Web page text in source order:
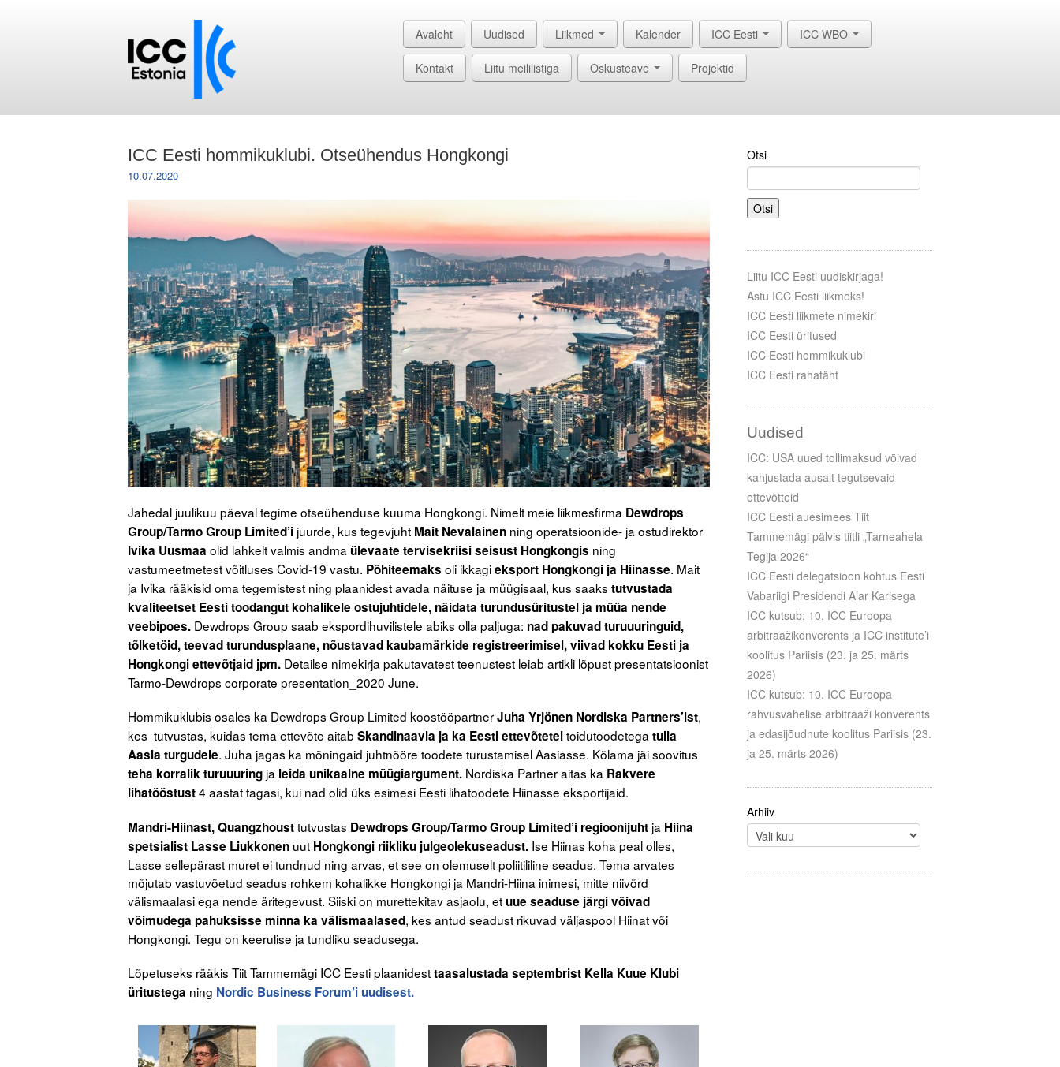
Avaleht Uudised Liikmed Kalender ICC Eesti ICC WBO
Kontakt Liitu meililistiga Oskusteave Projektid
ICC Eesti hommikuklubi. Otseühendus Hongkongi
10.07.2020
Jahedal juulikuu päeval tegime otseühenduse kuuma Hongkongi. Nimelt meie liikmesfirma Dewdrops
Group/Tarmo Group Limited’i juurde, kus tegevjuht Mait Nevalainen ning operatsioonide- ja ostudirektor
Ivika Uusmaa olid lahkelt valmis andma ülevaate tervisekriisi seisust Hongkongis ning
vastumeetmetest võitluses Covid-19 vastu. Põhiteemaks oli ikkagieksport Hongkongi ja Hiinasse. Mait
ja Ivika rääkisid oma tegemistest ning plaanidest avada näituse ja müügisaal, kus saaks tutvustada
kvaliteetset Eesti toodangut kohalikele ostujuhtidele, näidata turundusüritustel ja müüa nende
veebipoes. Dewdrops Group saab ekspordihuvilistele abiks olla paljuga: nad pakuvad turuuuringuid,
tõlketöid, teevad turundusplaane, nõustavad kaubamärkide registreerimisel, viivad kokku Eesti ja
Hongkongi ettevõtjaid jpm. Detailse nimekirja pakutavatest teenustest leiab artikli lõpust presentatsioonist
Tarmo-Dewdrops corporate presentation_2020 June.
Hommikuklubis osales ka Dewdrops Group Limited koostööpartnerJuha Yrjönen Nordiska Partners’ist,
kes tutvustas, kuidas tema ettevõte aitab Skandinaavia ja ka Eesti ettevõteteltoidutoodetega tulla
Aasia turgudele. Juha jagas ka mõningaid juhtnööre toodete turustamisel Aasiasse. Kõlama jäi soovitus
teha korralik turuuuring ja leida unikaalne müügiargument. Nordiska Partner aitas ka Rakvere
lihatööstust4 aastat tagasi, kui nad olid üks esimesi Eesti lihatoodete Hiinasse eksportijaid.
Mandri-Hiinast, Quangzhousttutvustas Dewdrops Group/Tarmo Group Limited’i regioonijuht ja Hiina
spetsialist Lasse Liukkonen uut Hongkongi riikliku julgeolekuseadust. Ise Hiinas koha peal olles,
Lasse sellepärast muret ei tundnud ning arvas, et see on olemuselt poliitililine seadus. Tema arvates
mõjutab vastuvõetud seadus rohkem kohalikke Hongkongi ja Mandri-Hiina inimesi, mitte niivõrd
välismaalasi ega nende äritegevust. Siiski on murettekitav asjaolu, etuue seaduse järgi võivad
võimudega pahuksisse minna ka välismaalased, kes antud seadust rikuvad väljaspool Hiinat või
Hongkongi. Tegu on keerulise ja tundliku seadusega.
Lõpetuseks rääkis Tiit Tammemägi ICC Eesti plaanidesttaasalustada septembrist Kella Kuue Klubi
üritustega ning Nordic Business Forum’i uudisest.
Otsi
Otsi
Liitu ICC Eesti uudiskirjaga!
Astu ICC Eesti liikmeks!
ICC Eesti liikmete nimekiri
ICC Eesti üritused
ICC Eesti hommikuklubi
ICC Eesti rahatäht
Uudised
ICC: USA uued tollimaksud võivad
kahjustada ausalt tegutsevaid
ettevõtteid
ICC Eesti auesimees Tiit
Tammemägi pälvis tiitli „Tarneahela
Tegija 2026“
ICC Eesti delegatsioon kohtus Eesti
Vabariigi Presidendi Alar Karisega
ICC kutsub: 10. ICC Euroopa
arbitraažikonverents ja ICC institute’i
koolitus Pariisis (23. ja 25. märts
2026)
ICC kutsub: 10. ICC Euroopa
rahvusvahelise arbitraaži konverents
ja edasijõudnute koolitus Pariisis (23.
ja 25. märts 2026)
Arhiiv